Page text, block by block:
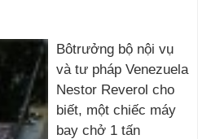
Bôtrưởng bộ nội vụ
và tư pháp Venezuela
Nestor Reverol cho
biết, một chiếc máy
bay chở 1 tấn